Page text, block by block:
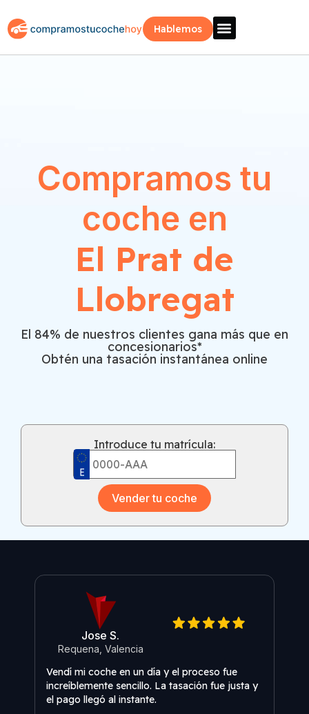
Hablemos
Compramos tu
coche en
El Prat de
Llobregat
El 84% de nuestros clientes gana más que en
concesionarios*
Obtén una tasación instantánea online
Introduce tu matrícula:
Vender tu coche
Jose S.
Requena, Valencia
Vendí mi coche en un día y el proceso fue
increíblemente sencillo. La tasación fue justa y
el pago llegó al instante.